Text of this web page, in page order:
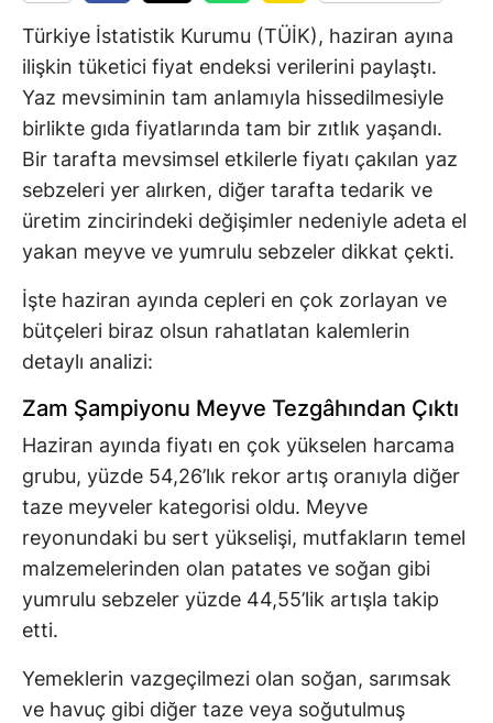
Türkiye İstatistik Kurumu (TÜİK), haziran ayına
ilişkin tüketici fiyat endeksi verilerini paylaştı.
Yaz mevsiminin tam anlamıyla hissedilmesiyle
birlikte gıda fiyatlarında tam bir zıtlık yaşandı.
Bir tarafta mevsimsel etkilerle fiyatı çakılan yaz
sebzeleri yer alırken, diğer tarafta tedarik ve
üretim zincirindeki değişimler nedeniyle adeta el
yakan meyve ve yumrulu sebzeler dikkat çekti.
İşte haziran ayında cepleri en çok zorlayan ve
bütçeleri biraz olsun rahatlatan kalemlerin
detaylı analizi:
Zam Şampiyonu Meyve Tezgâhından Çıktı
Haziran ayında fiyatı en çok yükselen harcama
grubu, yüzde 54,26’lık rekor artış oranıyla diğer
taze meyveler kategorisi oldu. Meyve
reyonundaki bu sert yükselişi, mutfakların temel
malzemelerinden olan patates ve soğan gibi
yumrulu sebzeler yüzde 44,55’lik artışla takip
etti.
Yemeklerin vazgeçilmezi olan soğan, sarımsak
ve havuç gibi diğer taze veya soğutulmuş